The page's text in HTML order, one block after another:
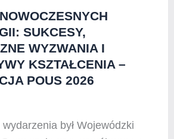
SUKCESY,
WYZWANIA I
KSZTAŁCENIA –
POUS 2026
był Wojewódzki